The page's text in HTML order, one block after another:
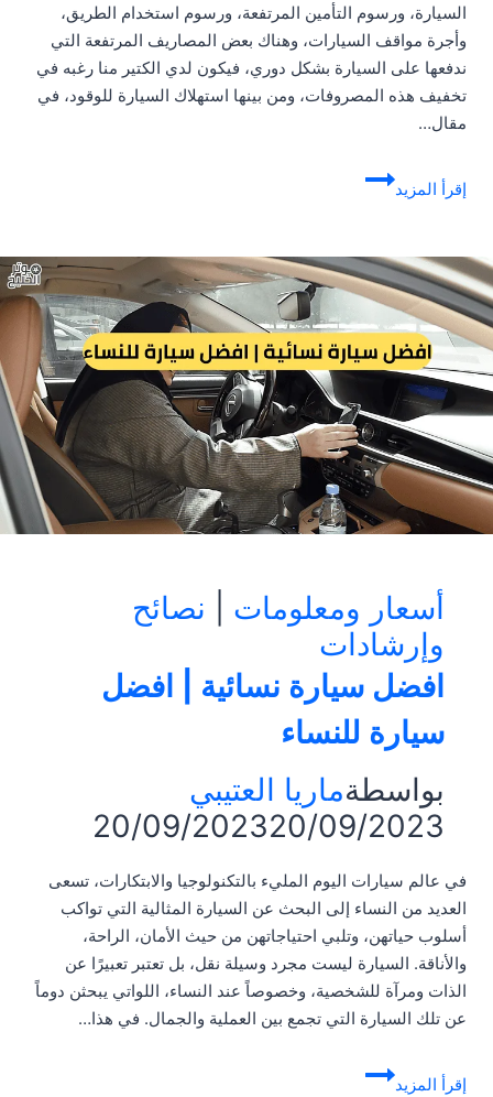
السيارة، ورسوم التأمين المرتفعة، ورسوم استخدام الطريق،
وأجرة مواقف السيارات، وهناك بعض المصاريف المرتفعة التي
ندفعها على السيارة بشكل دوري، فيكون لدي الكتير منا رغبه في
تخفيف هذه المصروفات، ومن بينها استهلاك السيارة للوقود، في
مقال…
إقرأ المزيد
استهلاك
تعديلات
مهمة
لتوفير
إستهلاك
الوقود
أسعار ومعلومات
نصائح
وإرشادات
افضل سيارة نسائية | افضل
سيارة للنساء
بواسطةماريا العتيبي
20/09/202320/09/2023
في عالم سيارات اليوم المليء بالتكنولوجيا والابتكارات، تسعى
العديد من النساء إلى البحث عن السيارة المثالية التي تواكب
أسلوب حياتهن، وتلبي احتياجاتهن من حيث الأمان، الراحة،
والأناقة. السيارة ليست مجرد وسيلة نقل، بل تعتبر تعبيرًا عن
الذات ومرآة للشخصية، وخصوصاً عند النساء، اللواتي يبحثن دوماً
عن تلك السيارة التي تجمع بين العملية والجمال. في هذا…
إقرأ المزيد
افضل